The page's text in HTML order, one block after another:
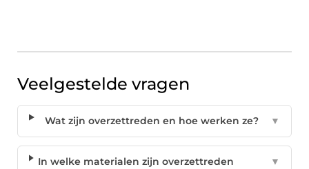
Veelgestelde vragen
Wat zijn overzettreden en hoe werken ze? ▼
In welke materialen zijn overzettreden
▼